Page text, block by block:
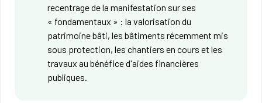
recentrage de la manifestation sur ses
« fondamentaux » : la valorisation du
patrimoine bâti, les bâtiments récemment mis
sous protection, les chantiers en cours et les
travaux au bénéfice d'aides financières
publiques.